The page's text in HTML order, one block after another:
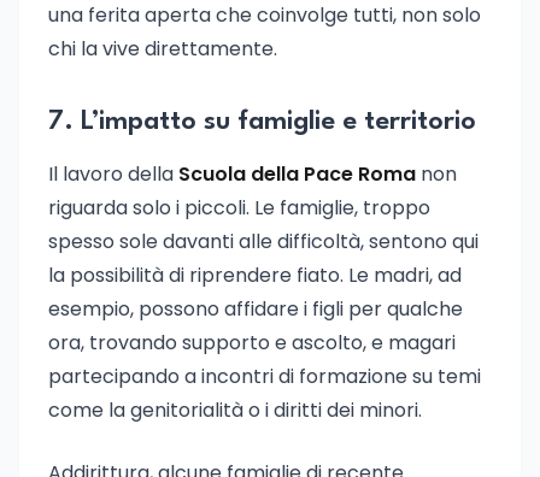
una ferita aperta che coinvolge tutti, non solo
chi la vive direttamente.
7. L’impatto su famiglie e territorio
Il lavoro della Scuola della Pace Roma non
riguarda solo i piccoli. Le famiglie, troppo
spesso sole davanti alle difficoltà, sentono qui
la possibilità di riprendere fiato. Le madri, ad
esempio, possono affidare i figli per qualche
ora, trovando supporto e ascolto, e magari
partecipando a incontri di formazione su temi
come la genitorialità o i diritti dei minori.